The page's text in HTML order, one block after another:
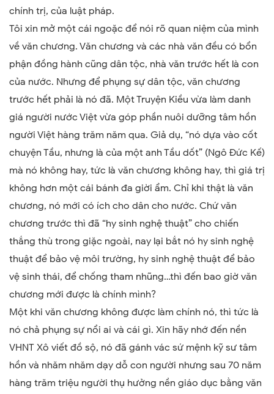
chính trị, của luật pháp.
Tôi xin mở một cái ngoặc để nói rõ quan niệm của mình
về văn chương. Văn chương và các nhà văn đều có bổn
phận đồng hành cũng dân tộc, nhà văn trước hết là con
của nước. Nhưng để phụng sự dân tộc, văn chương
trước hết phải là nó đã. Một Truyện Kiều vừa làm danh
giá người nước Việt vừa góp phần nuôi dưỡng tâm hồn
người Việt hàng trăm năm qua. Giả dụ, “nó dựa vào cốt
chuyện Tầu, nhưng là của một anh Tầu dốt” (Ngô Đức Kế)
mà nó không hay, tức là văn chương không hay, thì giá trị
không hơn một cái bánh đa giời ẩm. Chỉ khi thật là văn
chương, nó mới có ích cho dân cho nước. Chứ văn
chương trước thì đã “hy sinh nghệ thuật” cho chiến
thắng thù trong giặc ngoài, nay lại bắt nó hy sinh nghệ
thuật để bảo vệ môi trường, hy sinh nghệ thuật để bảo
vệ sinh thái, để chống tham nhũng…thì đến bao giờ văn
chương mới được là chính mình?
Một khi văn chương không được làm chính nó, thì tức là
nó chả phụng sự nổi ai và cái gì. Xin hãy nhớ đến nền
VHNT Xô viết đồ sộ, nó đã gánh vác sứ mệnh kỹ sư tâm
hồn và nhăm nhăm dạy dỗ con người nhưng sau 70 năm
hàng trăm triệu người thụ hưởng nền giáo dục bằng văn